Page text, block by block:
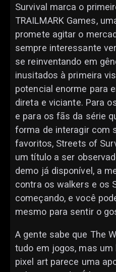
Survival marca o
TRAILMARK Games,
promete agitar o
sempre interessante
se reinventando em
inusitados à primeira
potencial enorme para
direta e viciante. Para
e para os fãs da série
forma de interagir com
favoritos, Streets of
um título a ser
demo já disponível, a
contra os walkers e os
começando, e você
mesmo para sentir o
A gente sabe que The
tudo em jogos, mas um
pixel art parece uma